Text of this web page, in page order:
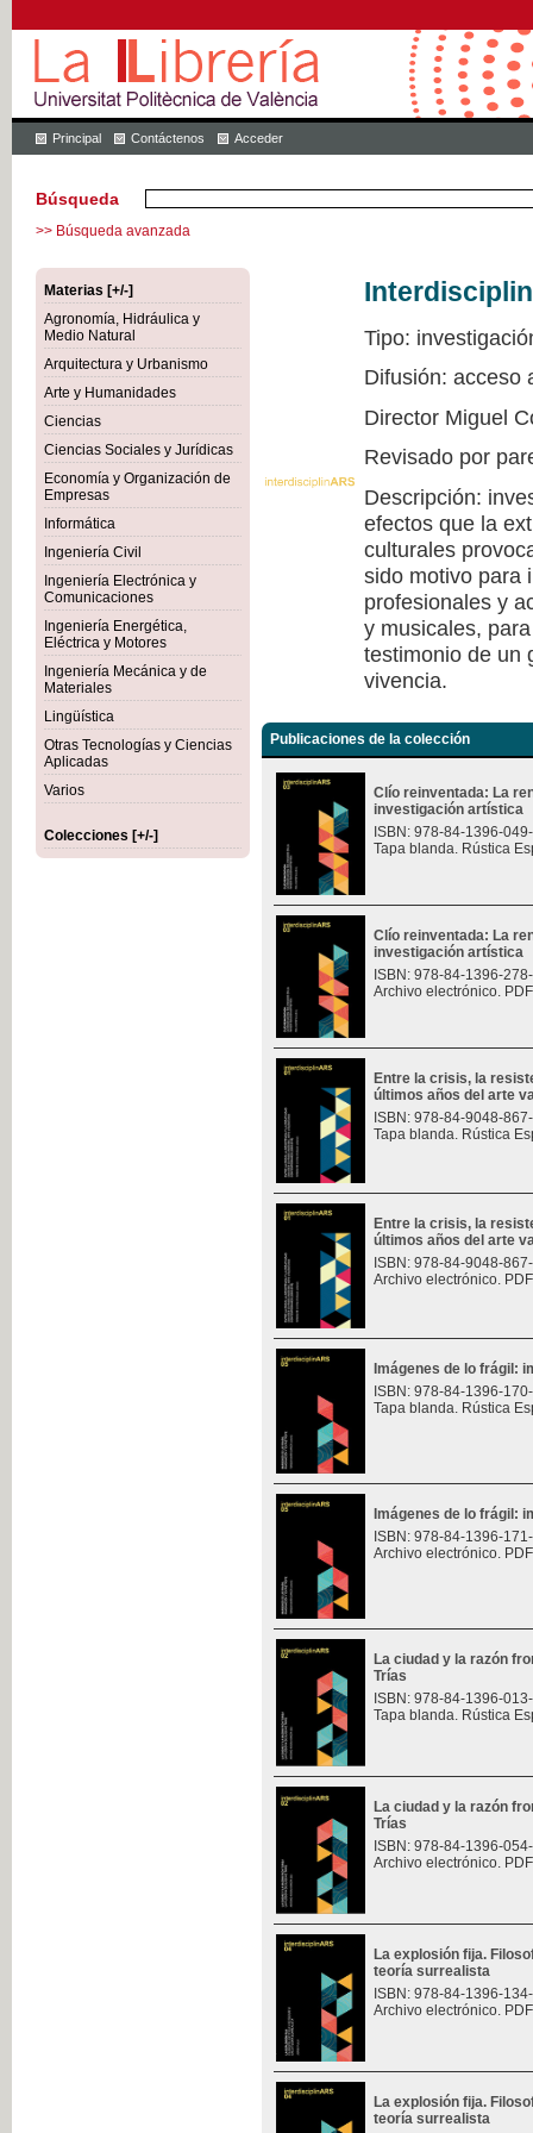
Principal Contáctenos Acceder
Búsqueda
>> Búsqueda avanzada
Materias [+/-]
Agronomía, Hidráulica y
Medio Natural
Arquitectura y Urbanismo
Arte y Humanidades
Ciencias
Ciencias Sociales y Jurídicas
Economía y Organización de
Empresas
Informática
Ingeniería Civil
Ingeniería Electrónica y
Comunicaciones
Ingeniería Energética,
Eléctrica y Motores
Ingeniería Mecánica y de
Materiales
Lingüística
Otras Tecnologías y Ciencias
Aplicadas
Varios
Colecciones [+/-]
Tipo:
Difusión: acceso
Director Miguel
Revisado por
Descripción:
efectos que la
culturales
sido motivo para
profesionales y
y musicales,
testimonio de un
vivencia.
Publicaciones de la colección
Clío reinventada: La
investigación artística
ISBN: 978-84-1396-
Tapa blanda. Rústica
Clío reinventada: La
investigación artística
ISBN: 978-84-1396-
Archivo electrónico.
Entre la crisis, la
últimos años del arte
ISBN: 978-84-9048-
Tapa blanda. Rústica
Entre la crisis, la
últimos años del arte
ISBN: 978-84-9048-
Archivo electrónico.
Imágenes de lo frágil:
ISBN: 978-84-1396-
Tapa blanda. Rústica
Imágenes de lo frágil:
ISBN: 978-84-1396-
Archivo electrónico.
La ciudad y la razón
Trías
ISBN: 978-84-1396-
Tapa blanda. Rústica
La ciudad y la razón
Trías
ISBN: 978-84-1396-
Archivo electrónico.
La explosión fija.
teoría surrealista
ISBN: 978-84-1396-
Archivo electrónico.
La explosión fija.
teoría surrealista